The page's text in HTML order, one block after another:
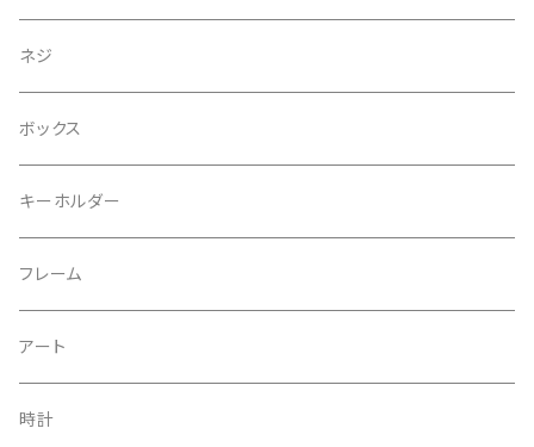
ネジ
ボックス
キーホルダー
フレーム
アート
時計